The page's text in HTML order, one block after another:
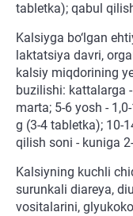
tabletka); qabul
Kalsiyga bo‘lgan
laktatsiya davri,
kalsiy miqdorining
buzilishi: kattalarga
marta; 5-6 yosh -
g (3-4 tabletka); 10-
qilish soni - kuniga
Kalsiyning kuchli
surunkali diareya,
vositalarini,